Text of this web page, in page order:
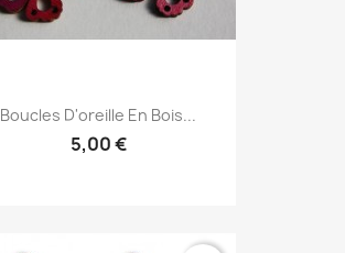
Boucles D'oreille En Bois...
5,00 €